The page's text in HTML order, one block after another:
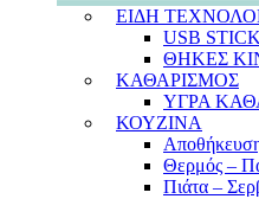
ΕΙΔΗ
USB STICK
ΘΗΚΕΣ
ΚΑΘΑΡΙΣΜΟΣ
ΥΓΡΑ
ΚΟΥΖΙΝΑ
Θερμός –
Πιάτα –